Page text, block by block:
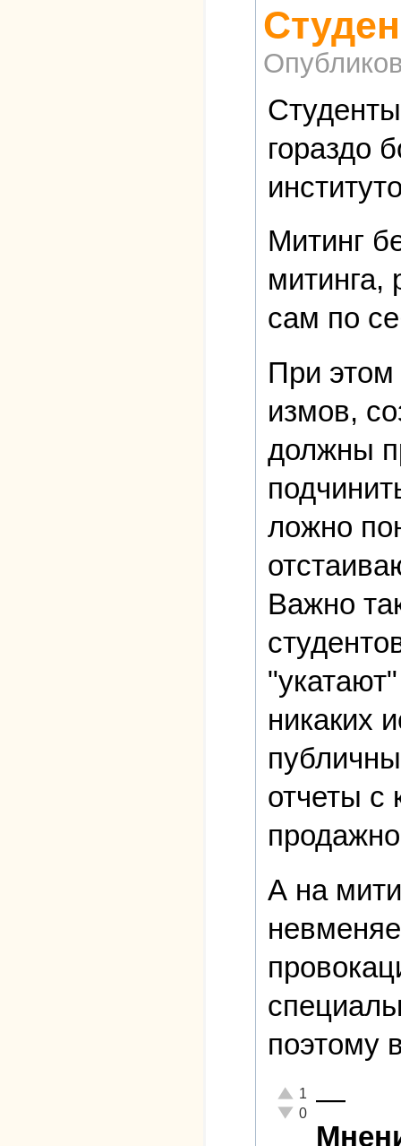
гораздо
Митинг
митинга,
сам по
При этом
измов,
должны
ложно
Важно
никаких
отчеты с
А на
поэтому
Отлично!
1
Неадекватно!
0 —